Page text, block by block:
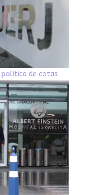
de cotas